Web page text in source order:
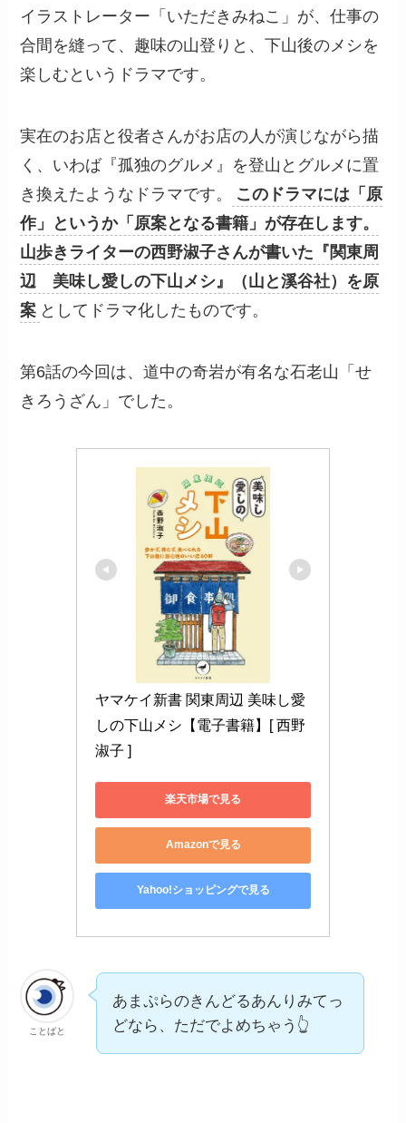
イラストレーター「いただきみねこ」が、仕事の
合間を縫って、趣味の山登りと、下山後のメシを
楽しむというドラマです。
実在のお店と役者さんがお店の人が演じながら描
く、いわば『孤独のグルメ』を登山とグルメに置
き換えたようなドラマです。
このドラマには「原
作」というか「原案となる書籍」が存在します。
山歩きライターの西野淑子さんが書いた『関東周
辺 美味し愛しの下山メシ』（山と溪谷社）を原
案 としてドラマ化したものです。
第6話の今回は、道中の奇岩が有名な石老山「せ
きろうざん」でした。
ヤマケイ新書 関東周辺 美味し愛
しの下山メシ【電子書籍】[ 西野
淑子 ]
楽天市場で見る
Amazonで見る
Yahoo!ショッピングで見る
ことばと
あまぷらのきんどるあんりみてっ
どなら、ただでよめちゃう👆